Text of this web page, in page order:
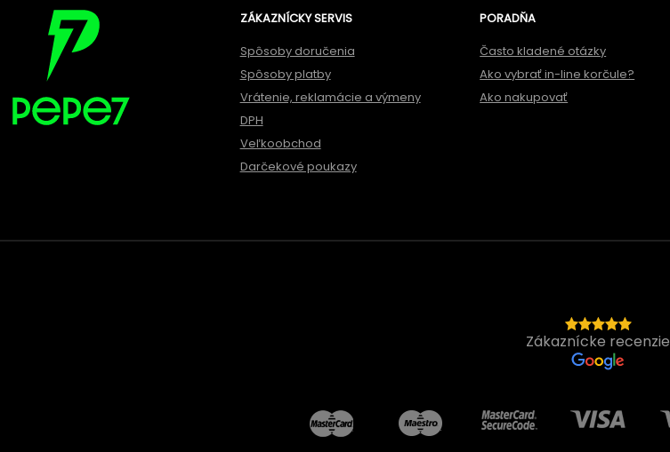
ZÁKAZNÍCKY SERVIS
Spôsoby doručenia
Spôsoby platby
Vrátenie, reklamácie a výmeny
DPH
Veľkoobchod
Darčekové poukazy
PORADŇA
Často kladené otázky
Ako vybrať in-line korčule?
Ako nakupovať
Zákaznícke recenzie